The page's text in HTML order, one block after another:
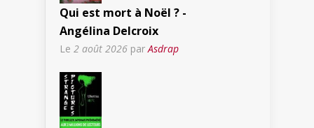
Qui est mort à Noël ? -
Angélina Delcroix
Le 2 août 2026 par Asdrap